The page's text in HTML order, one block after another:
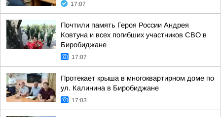
17:07
Почтили память Героя России Андрея
Ковтуна и всех погибших участников СВО в
Биробиджане
17:07
Протекает крыша в многоквартирном доме по
ул. Калинина в Биробиджане
17:03